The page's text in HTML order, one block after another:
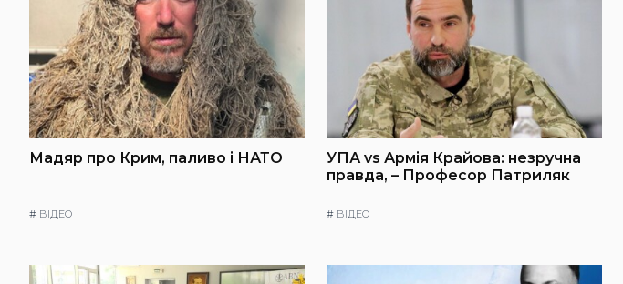
Мадяр про Крим, паливо і НАТО
# ВІДЕО
УПА vs Армія Крайова: незручна
правда, – Професор Патриляк
# ВІДЕО